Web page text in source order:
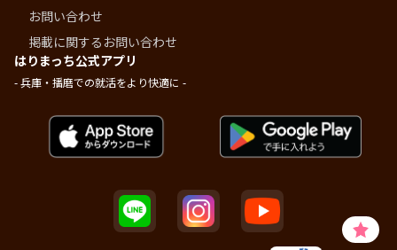
お問い合わせ
掲載に関するお問い合わせ
はりまっち公式アプリ
- 兵庫・播磨での就活をより快適に -